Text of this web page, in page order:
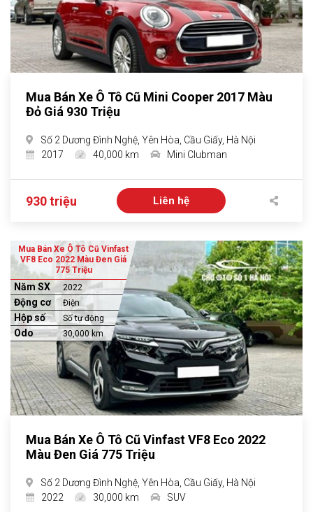
Mua Bán Xe Ô Tô Cũ Mini Cooper 2017 Màu
Đỏ Giá 930 Triệu
Số 2 Dương Đình Nghệ, Yên Hòa, Cầu Giấy, Hà Nội
2017
40,000 km Mini Clubman
930 triệu Liên hệ
Mua Bán Xe Ô Tô Cũ Vinfast
VF8 Eco 2022 Màu Đen Giá
775 Triệu
Năm SX 2022
Động cơ Điện
Hộp số Số tự động
Odo 30,000 km
Mua Bán Xe Ô Tô Cũ Vinfast VF8 Eco 2022
Màu Đen Giá 775 Triệu
Số 2 Dương Đình Nghệ, Yên Hòa, Cầu Giấy, Hà Nội
2022
30,000 km SUV